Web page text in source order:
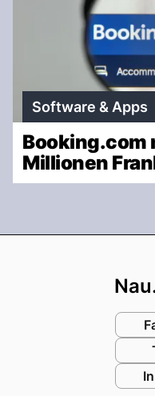
Software & Apps
Booking.com
Millionen